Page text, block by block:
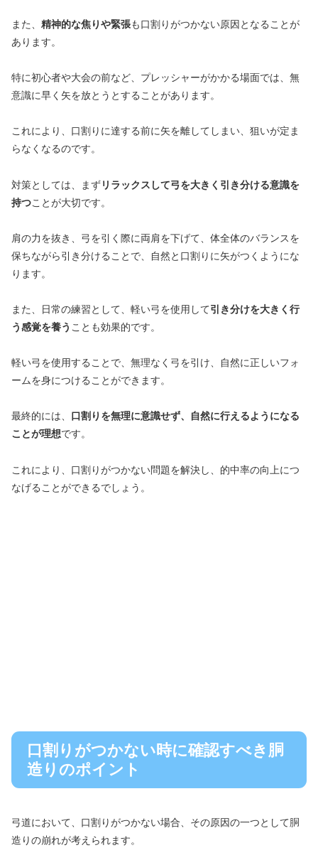
また、 精神的な焦りや緊張も口割りがつかない原因となることが
あります。
特に初心者や大会の前など、プレッシャーがかかる場面では、無
意識に早く矢を放とうとすることがあります。
これにより、口割りに達する前に矢を離してしまい、狙いが定ま
らなくなるのです。
対策としては、まずリラックスして弓を大きく引き分ける意識を
持つことが大切です。
肩の力を抜き、弓を引く際に両肩を下げて、体全体のバランスを
保ちながら引き分けることで、自然と口割りに矢がつくようにな
ります。
また、日常の練習として、軽い弓を使用して引き分けを大きく行
う感覚を養う ことも効果的です。
軽い弓を使用することで、無理なく弓を引け、自然に正しいフォ
ームを身につけることができます。
最終的には、 口割りを無理に意識せず、自然に行えるようになる
ことが理想です。
これにより、口割りがつかない問題を解決し、的中率の向上につ
なげることができるでしょう。
口割りがつかない時に確認すべき胴
造りのポイント
弓道において、口割りがつかない場合、その原因の一つとして胴
造りの崩れが考えられます。